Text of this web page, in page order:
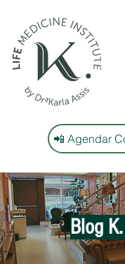
📲 Agendar
Blog